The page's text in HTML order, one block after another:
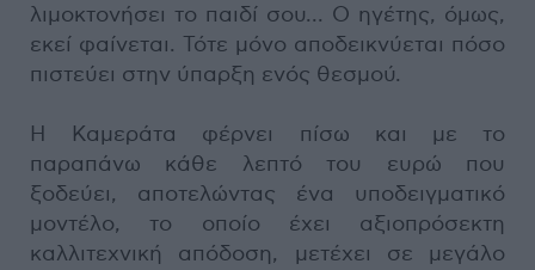
λιμοκτονήσει το παιδί σου... Ο ηγέτης, όμως,
εκεί φαίνεται. Τότε μόνο αποδεικνύεται πόσο
πιστεύει στην ύπαρξη ενός θεσμού.
Η Καμεράτα φέρνει πίσω και με το
παραπάνω κάθε λεπτό του ευρώ που
ξοδεύει, αποτελώντας ένα υποδειγματικό
μοντέλο, το οποίο έχει αξιοπρόσεκτη
καλλιτεχνική απόδοση, μετέχει σε μεγάλο